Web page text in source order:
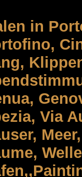
in
Via